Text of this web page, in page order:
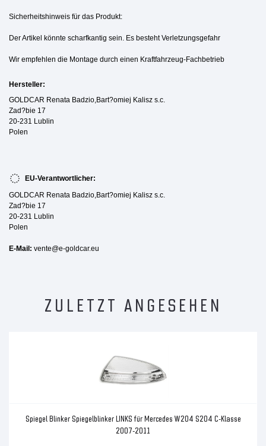
Sicherheitshinweis für das Produkt:
Der Artikel könnte scharfkantig sein. Es besteht Verletzungsgefahr
Wir empfehlen die Montage durch einen Kraftfahrzeug-Fachbetrieb
Hersteller:
GOLDCAR Renata Badzio,Bart?omiej Kalisz s.c.
Zad?bie 17
20-231 Lublin
Polen
EU-Verantwortlicher:
GOLDCAR Renata Badzio,Bart?omiej Kalisz s.c.
Zad?bie 17
20-231 Lublin
Polen
E-Mail: vente@e-goldcar.eu
ZULETZT ANGESEHEN
Spiegel Blinker Spiegelblinker LINKS für Mercedes W204 S204 C-Klasse
2007-2011